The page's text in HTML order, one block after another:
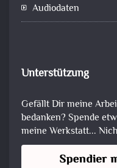
Audiodaten
Unterstützung
Gefällt Dir meine
bedanken? Spende
meine Werkstatt...